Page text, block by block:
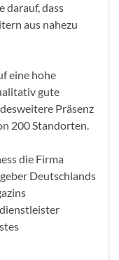
darauf, dass
aus nahezu
eine hohe
gute
Präsenz
200 Standorten.
die Firma
Deutschlands